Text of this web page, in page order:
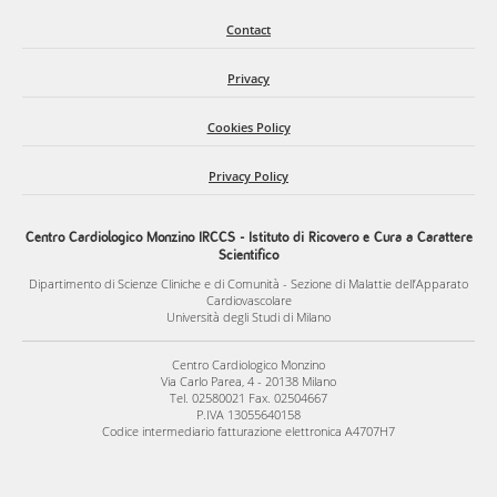
Contact
Privacy
Cookies Policy
Privacy Policy
Centro Cardiologico Monzino IRCCS - Istituto di Ricovero e Cura a Carattere
Scientifico
Dipartimento di Scienze Cliniche e di Comunità - Sezione di Malattie dell’Apparato
Cardiovascolare
Università degli Studi di Milano
Centro Cardiologico Monzino
Via Carlo Parea, 4 - 20138 Milano
Tel. 02580021 Fax. 02504667
P.IVA 13055640158
Codice intermediario fatturazione elettronica A4707H7